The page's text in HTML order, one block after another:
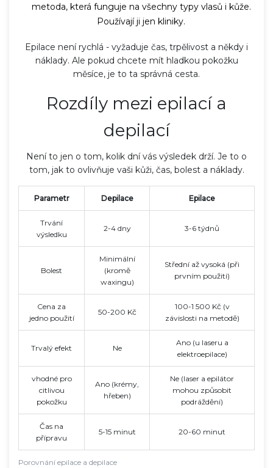
metoda, která funguje na všechny typy vlasů i kůže.
Používají ji jen kliniky.
Epilace není rychlá - vyžaduje čas, trpělivost a někdy i
náklady. Ale pokud chcete mít hladkou pokožku
měsíce, je to ta správná cesta.
Rozdíly mezi epilací a
depilací
Není to jen o tom, kolik dní vás výsledek drží. Je to o
tom, jak to ovlivňuje vaši kůži, čas, bolest a náklady.
Porovnání epilace a depilace
Parametr Depilace Epilace
Trvání
výsledku
2-4 dny 3-6 týdnů
Bolest
Minimální
(kromě
waxingu)
Střední až vysoká (při
prvním použití)
Cena za
jedno použití
50-200 Kč
100-1 500 Kč (v
závislosti na metodě)
Trvalý efekt Ne
Ano (u laseru a
elektroepilace)
vhodné pro
citlivou
pokožku
Ano (krémy,
hřeben)
Ne (laser a epilátor
mohou způsobit
podráždění)
Čas na
přípravu
5-15 minut 20-60 minut